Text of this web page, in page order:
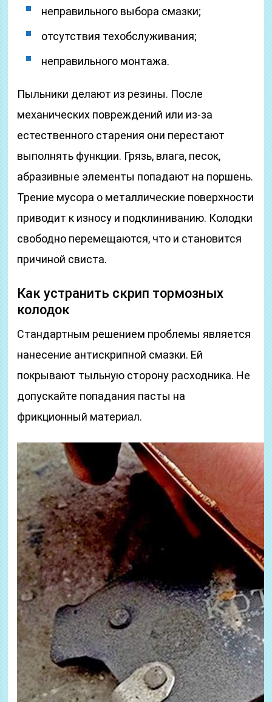
неправильного выбора смазки;
отсутствия техобслуживания;
неправильного монтажа.
Пыльники делают из резины. После
механических повреждений или из-за
естественного старения они перестают
выполнять функции. Грязь, влага, песок,
абразивные элементы попадают на поршень.
Трение мусора о металлические поверхности
приводит к износу и подклиниванию. Колодки
свободно перемещаются, что и становится
причиной свиста.
Как устранить скрип тормозных
колодок
Стандартным решением проблемы является
нанесение антискрипной смазки. Ей
покрывают тыльную сторону расходника. Не
допускайте попадания пасты на
фрикционный материал.